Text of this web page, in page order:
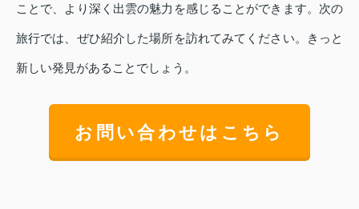
ことで、より深く出雲の魅力を感じることができます。次の
旅行では、ぜひ紹介した場所を訪れてみてください。きっと
新しい発見があることでしょう。
お問い合わせはこちら